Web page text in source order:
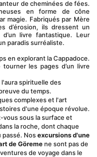
en forme de cône
magie. Fabriqués par Mère
d’érosion, ils dressent un
livre fantastique. Leur
paradis surréaliste.
les pages d’un livre
spirituelle des
du temps.
complexes et l'art
d'une époque révolue.
sous la surface et
la roche, dont chaque
passé. Nos excursions d'une
de Göreme ne sont pas de
de voyage dans le